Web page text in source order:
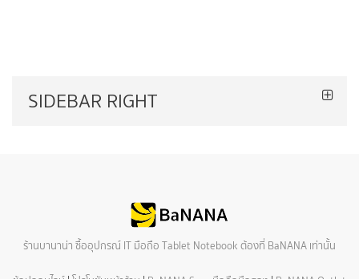
SIDEBAR RIGHT
ร้านบานาน่า ซื้ออุปกรณ์ IT มือถือ Tablet Notebook ต้องที่ BaNANA เท่านั้น